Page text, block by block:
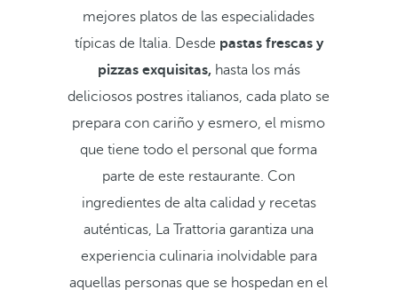
mejores platos de las especialidades
típicas de Italia. Desde pastas frescas y
pizzas exquisitas,hasta los más
deliciosos postres italianos, cada plato se
prepara con cariño y esmero, el mismo
que tiene todo el personal que forma
parte de este restaurante. Con
ingredientes de alta calidad y recetas
auténticas, La Trattoria garantiza una
experiencia culinaria inolvidable para
aquellas personas que se hospedan en el